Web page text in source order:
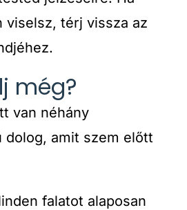
viselsz, térj vissza az
még?
van néhány
dolog, amit szem előtt
falatot alaposan